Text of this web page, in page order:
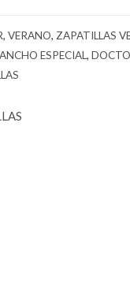
, VERANO, ZAPATILLAS
ANCHO ESPECIAL,